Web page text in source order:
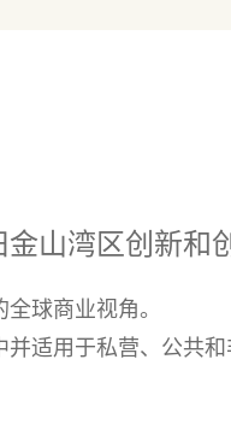
山湾区创新和
球商业视角。
适用于私营、公共和